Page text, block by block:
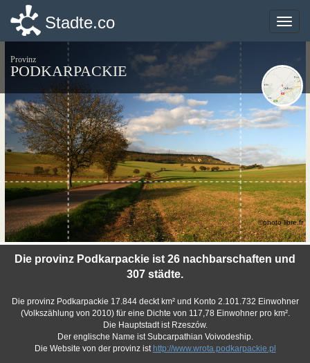
Toggle
Stadte.co
Provinz
PODKARPACKIE
Die provinz Podkarpackie ist 26 nachbarschaften und
307 städte.
Die provinz Podkarpackie 17.844 deckt km² und Konto 2.101.732 Einwohner
(Volkszählung von 2010) für eine Dichte von 117,78 Einwohner pro km².
Die Hauptstadt ist Rzeszów.
Der englische Name ist Subcarpathian Voivodeship.
Die Website von der provinz ist http://www.wrota.podkarpackie.pl
©photo-libre.fr
Toggle
Stadte.co